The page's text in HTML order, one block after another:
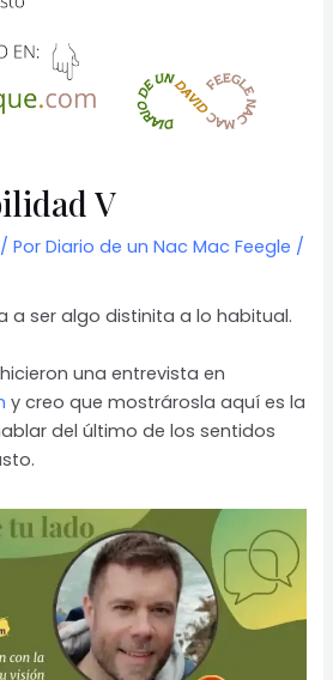
V
/ PorDiario de un Nac Mac Feegle /
a ser algo distinita a lo habitual.
una entrevista en
y creo que mostrárosla aquí es la
del último de los sentidos